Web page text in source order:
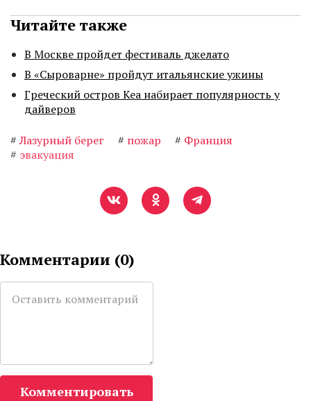
Читайте также
В Москве пройдет фестиваль джелато
В «Сыроварне» пройдут итальянские ужины
Греческий остров Кеа набирает популярность у
дайверов
# Лазурный берег # пожар # Франция
# эвакуация
Комментарии (0)
Комментировать